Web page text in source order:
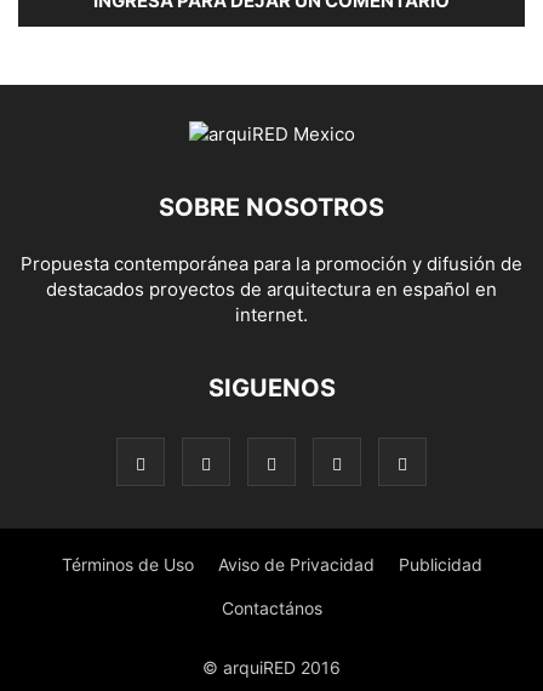
SOBRE NOSOTROS
Propuesta contemporánea para la promoción y difusión de
destacados proyectos de arquitectura en español en
internet.
SIGUENOS
Términos de Uso Aviso de Privacidad Publicidad
Contactános
© arquiRED 2016